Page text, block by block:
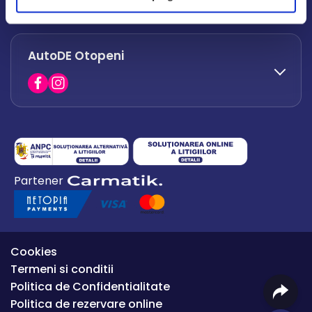
office.afumati@autode.ro
0730 063 852
0730 063 851
AutoDE Otopeni
0754 649 360
office.premium@autode.ro
Partener
Cookies
Termeni si conditii
Politica de Confidentialitate
Politica de rezervare online